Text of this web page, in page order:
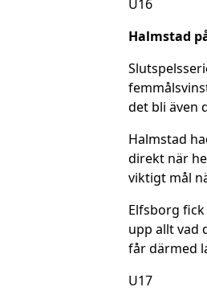
U16
Halmstad
det bli även
Halmstad
direkt när
viktigt mål
Elfsborg
upp allt vad
får därmed
U17